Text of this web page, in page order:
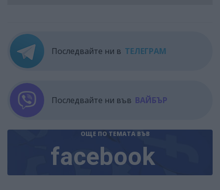
Последвайте ни в ТЕЛЕГРАМ
Последвайте ни във ВАЙБЪР
ОЩЕ ПО ТЕМАТА ВЪВ
facebook